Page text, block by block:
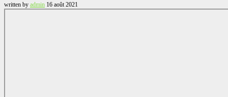
written by admin 16 août 2021